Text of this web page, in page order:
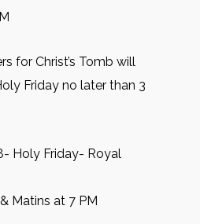
for Christ’s Tomb will
Friday no later than 3
Holy Friday- Royal
Matins at 7 PM